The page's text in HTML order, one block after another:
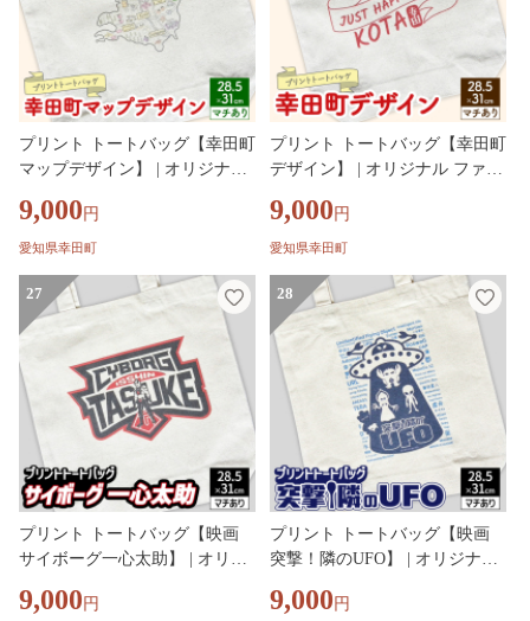
プリント トートバッグ【幸田町
マップデザイン】 | オリジナル
9,000 円
愛知県幸田町
プリント トートバッグ【幸田町
デザイン】 | オリジナル ファッ
9,000 円
愛知県幸田町
27
プリント トートバッグ【映画
サイボーグ一心太助】 | オリジ
撮 ヒーロー
9,000 円
28
プリント トートバッグ【映画
突撃！隣のUFO】 | オリジナル
9,000 円